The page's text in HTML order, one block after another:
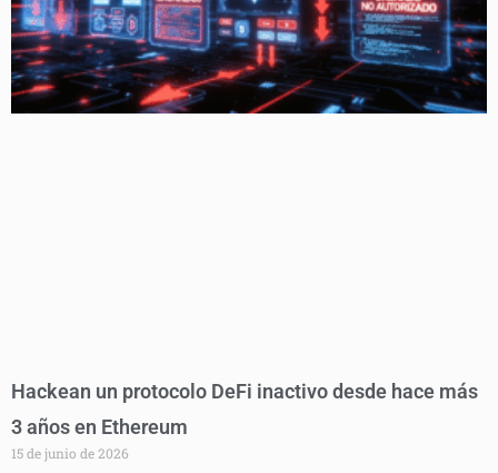
Hackean un protocolo DeFi inactivo desde hace más
3 años en Ethereum
15 de junio de 2026